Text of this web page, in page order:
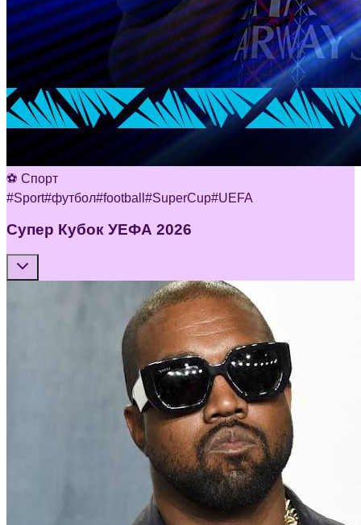
⚽ Спорт
#Sport#футбол#football #SuperCup#UEFA
Супер Кубок УЕФА 2026